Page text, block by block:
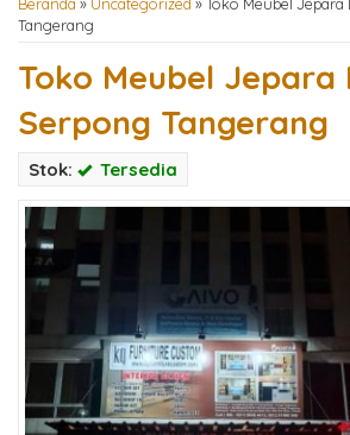
Tangerang
Toko Meubel Jepara
Serpong Tangerang
Stok: Tersedia